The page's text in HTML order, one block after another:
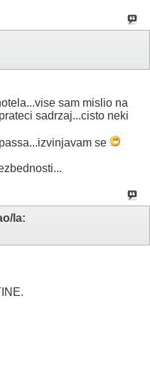
sam mislio na
sadrzaj...cisto neki
se
la: